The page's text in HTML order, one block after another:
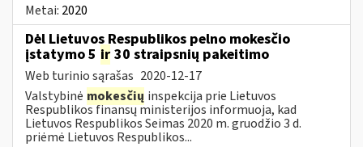
Metai: 2020
Dėl Lietuvos Respublikos pelno mokesčio
įstatymo 5 ir 30 straipsnių pakeitimo
Web turinio sąrašas 2020-12-17
Valstybinė mokesčių inspekcija prie Lietuvos
Respublikos finansų ministerijos informuoja, kad
Lietuvos Respublikos Seimas 2020 m. gruodžio 3 d.
priėmė Lietuvos Respublikos...